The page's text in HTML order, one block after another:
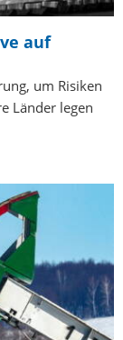
auf
um Risiken
Länder legen